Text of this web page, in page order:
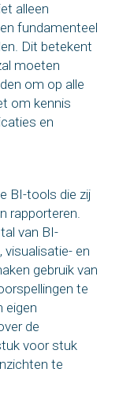
alleen
fundamenteel
Dit betekent
moeten
om op alle
om kennis
en
BI-tools die zij
rapporteren.
van BI-
en
gebruik van
te
eigen
de
voor stuk
te